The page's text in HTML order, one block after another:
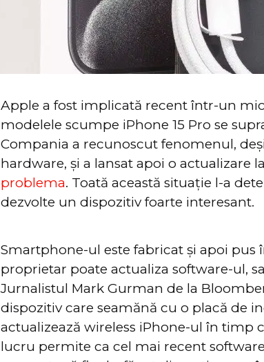
Apple a fost implicată recent într-un
modelele scumpe iPhone 15 Pro se
Compania a recunoscut fenomenul,
hardware, și a lansat apoi o actualizare
problema. Toată această situație l-a
dezvolte un dispozitiv foarte interesant.
Smartphone-ul este fabricat și apoi
proprietar poate actualiza software-ul,
Jurnalistul Mark Gurman de la
dispozitiv care seamănă cu o placă de
actualizează wireless iPhone-ul în timp
lucru permite ca cel mai recent